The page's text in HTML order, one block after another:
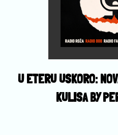
U ETERU USKORO:
KULISA BY